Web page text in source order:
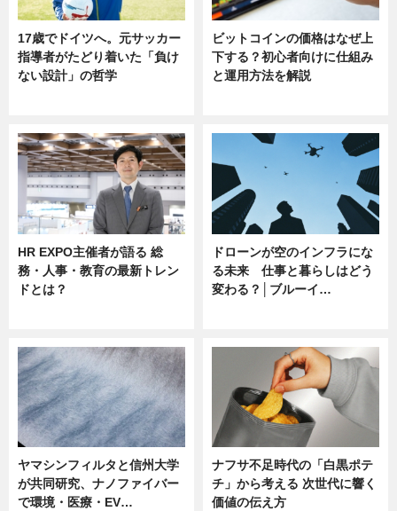
17歳でドイツへ。元サッカー
指導者がたどり着いた「負け
ない設計」の哲学
ビットコインの価格はなぜ上
下する？初心者向けに仕組み
と運用方法を解説
HR EXPO主催者が語る 総
務・人事・教育の最新トレン
ドとは？
ドローンが空のインフラにな
る未来 仕事と暮らしはどう
変わる？│ブルーイ…
ヤマシンフィルタと信州大学
が共同研究、ナノファイバー
で環境・医療・EV…
ナフサ不足時代の「白黒ポテ
チ」から考える 次世代に響く
価値の伝え方